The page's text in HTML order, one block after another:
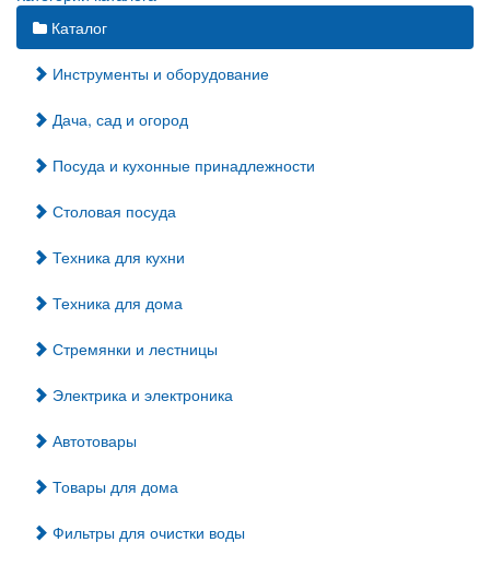
Каталог
Инструменты и оборудование
Дача, сад и огород
Посуда и кухонные принадлежности
Столовая посуда
Техника для кухни
Техника для дома
Стремянки и лестницы
Электрика и электроника
Автотовары
Товары для дома
Фильтры для очистки воды